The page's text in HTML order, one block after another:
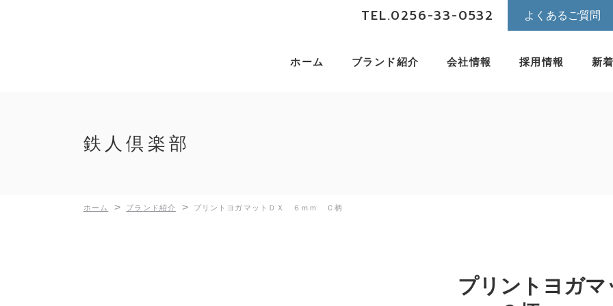
TEL.0256-33-0532 よくあるご質問
ホーム ブランド紹介 会社情報 採用情報 新
鉄人倶楽部
ホーム > ブランド紹介 > プリントヨガマットＤＸ ６ｍｍ Ｃ柄
プリントヨガ